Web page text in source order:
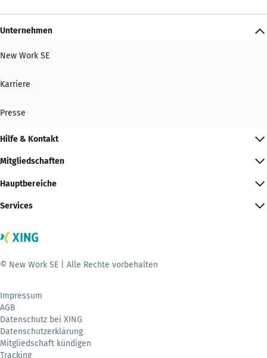
Unternehmen
New Work SE
Karriere
Presse
Hilfe & Kontakt
Mitgliedschaften
Hauptbereiche
Services
© New Work SE | Alle Rechte vorbehalten
Impressum
AGB
Datenschutz bei XING
Datenschutzerklärung
Mitgliedschaft kündigen
Tracking